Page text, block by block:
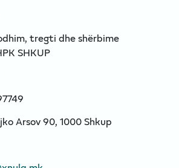
tregti dhe shërbime
SHKUP
Arsov 90, 1000 Shkup